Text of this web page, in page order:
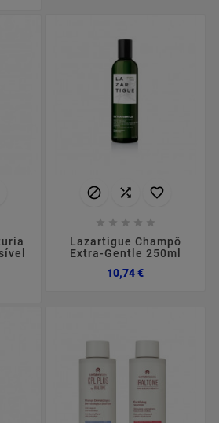
  
    
Lazartigue Champô
Extra-Gentle 250ml
10,74 €Preço